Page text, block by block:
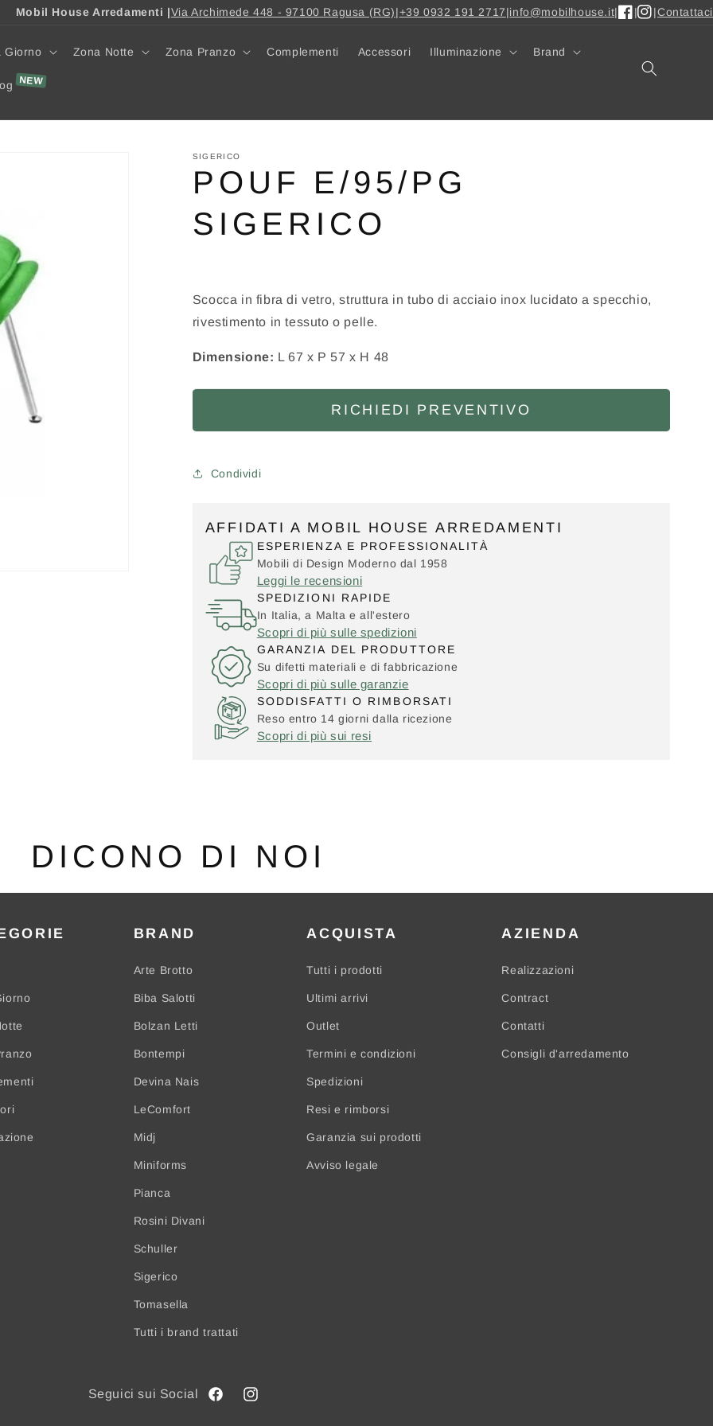
Mobil House Arredamenti |Via Archimede 448 - 97100 Ragusa (RG)|+39 0932 191 2717|info@mobilhouse.it|
|
|Contattaci
Giorno Zona Notte Zona Pranzo Complementi Accessori Illuminazione Brand
SIGERICO
POUF E/95/PG
SIGERICO
Scocca in fibra di vetro, struttura in tubo di acciaio inox lucidato a specchio,
rivestimento in tessuto o pelle.
Dimensione: L 67 x P 57 x H 48
RICHIEDI PREVENTIVO
Condividi
AFFIDATI A MOBIL HOUSE ARREDAMENTI
ESPERIENZA E PROFESSIONALITÀ
Mobili di Design Moderno dal 1958
Leggi le recensioni
SPEDIZIONI RAPIDE
In Italia, a Malta e all'estero
Scopri di più sulle spedizioni
GARANZIA DEL PRODUTTORE
Su difetti materiali e di fabbricazione
Scopri di più sulle garanzie
SODDISFATTI O RIMBORSATI
Reso entro 14 giorni dalla ricezione
Scopri di più sui resi
DICONO DI NOI
BRAND
Arte Brotto
Biba Salotti
Bolzan Letti
Bontempi
Devina Nais
LeComfort
Midj
Miniforms
Pianca
Rosini Divani
Schuller
Sigerico
Tomasella
Tutti i brand trattati
ACQUISTA
Tutti i prodotti
Ultimi arrivi
Outlet
Termini e condizioni
Spedizioni
Resi e rimborsi
Garanzia sui prodotti
Avviso legale
AZIENDA
Realizzazioni
Contract
Contatti
Consigli d'arredamento
FacebookInstagram